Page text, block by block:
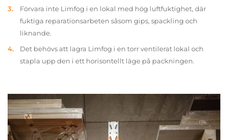
Förvara inte Limfog i en lokal med hög luftfuktighet, där
fuktiga reparationsarbeten såsom gips, spackling och
liknande.
Det behövs att lagra Limfog i en torr ventilerat lokal och
stapla upp den i ett horisontellt läge på packningen.